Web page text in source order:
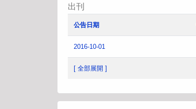
出刊
公告日期
2016-10-01
[ 全部展開 ]